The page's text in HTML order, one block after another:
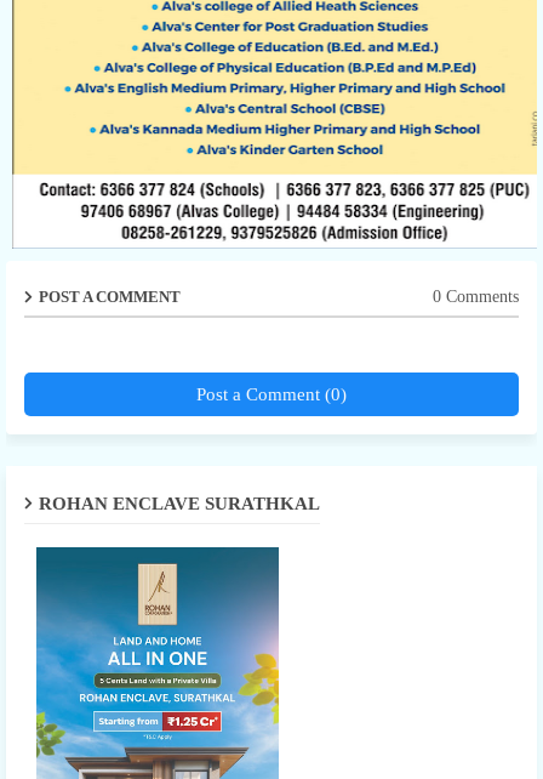
POST A COMMENT 0 Comments
Post a Comment (0)
ROHAN ENCLAVE SURATHKAL